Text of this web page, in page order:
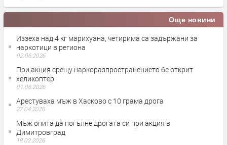
Още новини
Иззеха над 4 кг марихуана, четирима са задържани за
наркотици в региона
02.06.2026
При акция срещу наркоразпространението бе открит
хеликоптер
01.06.2026
Арестуваха мъж в Хасково с 10 грама дрога
27.04.2026
Мъж опита да погълне дрогата си при акция в
Димитровград
18.02.2026